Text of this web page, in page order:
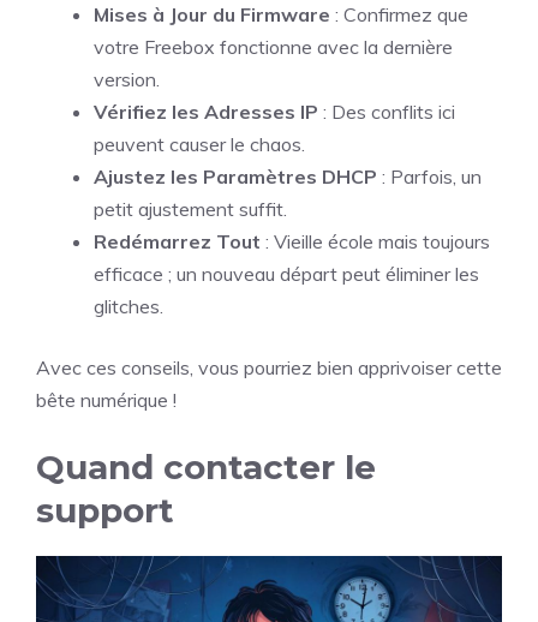
Mises à Jour du Firmware : Confirmez que
votre Freebox fonctionne avec la dernière
version.
Vérifiez les Adresses IP : Des conflits ici
peuvent causer le chaos.
Ajustez les Paramètres DHCP : Parfois, un
petit ajustement suffit.
Redémarrez Tout : Vieille école mais toujours
efficace ; un nouveau départ peut éliminer les
glitches.
Avec ces conseils, vous pourriez bien apprivoiser cette
bête numérique !
Quand contacter le
support